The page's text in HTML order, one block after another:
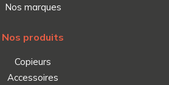
Nos marques
Nos produits
Copieurs
Accessoires